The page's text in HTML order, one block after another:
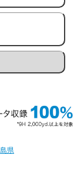
県